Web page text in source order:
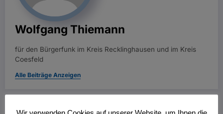
Wolfgang Thiemann
für den Bürgerfunk im Kreis Recklinghausen und im Kreis
Coesfeld
Alle Beiträge Anzeigen